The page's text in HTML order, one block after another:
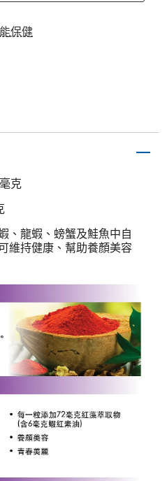
保健
克
、龍蝦、螃蟹及鮭魚中自
維持健康、幫助養顏美容